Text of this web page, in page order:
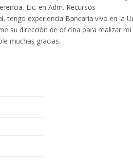
Lic. en Adm. Recursos
tengo experiencia Bancaria vivo en la
su dirección de oficina para realizar mi
muchas gracias.